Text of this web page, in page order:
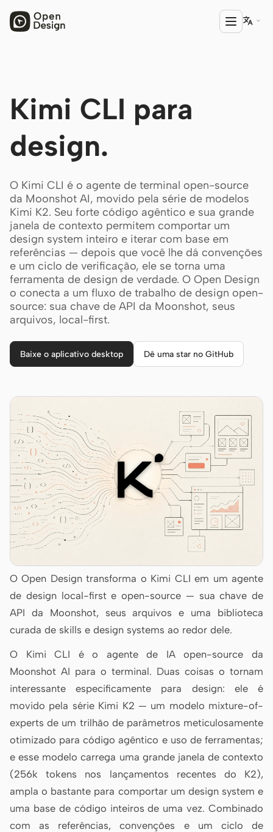
Open Design
HTML Video
Open Design Plugin
AGENTE
Codex
Cursor Agent
Claude Code
OpenCode
Gemini CLI
Grok Build
Kimi CLI
DeepSeek TUI
Trae CLI
Aider
DeepSeek Reasonix
Hermes
Devin for Terminal
Pi
Kiro CLI
Kilo
Mistral Vibe CLI
Qoder CLI
CASOS DE USO

Kimi CLI para
design.
O Kimi CLI é o agente de terminal open-source
da Moonshot AI, movido pela série de modelos
Kimi K2. Seu forte código agêntico e sua grande
janela de contexto permitem comportar um
design system inteiro e iterar com base em
referências — depois que você lhe dá convenções
e um ciclo de verificação, ele se torna uma
ferramenta de design de verdade. O Open Design
o conecta a um fluxo de trabalho de design open-
source: sua chave de API da Moonshot, seus
arquivos, local-first.
Baixe o aplicativo desktop Dê uma star no GitHub
O Open Design transforma o Kimi CLI em um agente
de design local-first e open-source — sua chave de
API da Moonshot, seus arquivos e uma biblioteca
curada de skills e design systems ao redor dele.
O Kimi CLI é o agente de IA open-source da
Moonshot AI para o terminal. Duas coisas o tornam
interessante especificamente para design: ele é
movido pela série Kimi K2 — um modelo mixture-of-
experts de um trilhão de parâmetros meticulosamente
otimizado para código agêntico e uso de ferramentas;
e esse modelo carrega uma grande janela de contexto
(256k tokens nos lançamentos recentes do K2),
ampla o bastante para comportar um design system e
uma base de código inteiros de uma vez. Combinado
com as referências, convenções e um ciclo de